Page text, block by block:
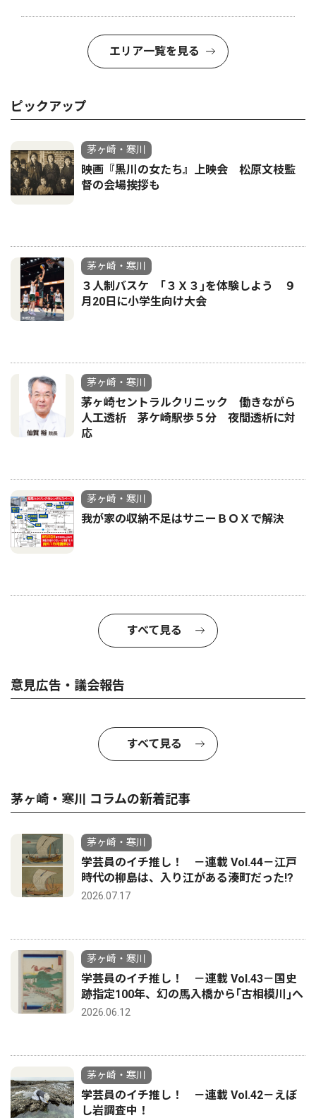
エリア一覧を見る
ピックアップ
茅ヶ崎・寒川
映画『黒川の女たち』上映会 松原文枝監
督の会場挨拶も
茅ヶ崎・寒川
３人制バスケ ｢３Ｘ３｣を体験しよう ９
月20日に小学生向け大会
茅ヶ崎・寒川
茅ヶ崎セントラルクリニック 働きながら
人工透析 茅ケ崎駅歩５分 夜間透析に対
応
茅ヶ崎・寒川
我が家の収納不足はサニーＢＯＸで解決
すべて見る
意見広告・議会報告
すべて見る
茅ヶ崎・寒川 コラムの新着記事
茅ヶ崎・寒川
学芸員のイチ推し！ －連載 Vol.44－江戸
時代の柳島は、入り江がある湊町だった!?
2026.07.17
茅ヶ崎・寒川
学芸員のイチ推し！ －連載 Vol.43－国史
跡指定100年、幻の馬入橋から｢古相模川｣へ
2026.06.12
茅ヶ崎・寒川
学芸員のイチ推し！ －連載 Vol.42－えぼ
し岩調査中！